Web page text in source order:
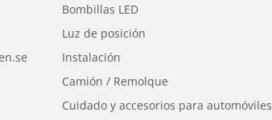
solo la luz.
el interior
Bombillas LED
Luz de posición
Instalación
Camión / Remolque
Cuidado y accesorios para automóviles